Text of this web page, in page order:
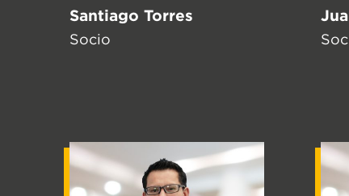
Santiago Torres
Socio